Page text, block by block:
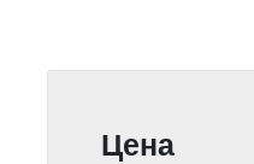
Цена